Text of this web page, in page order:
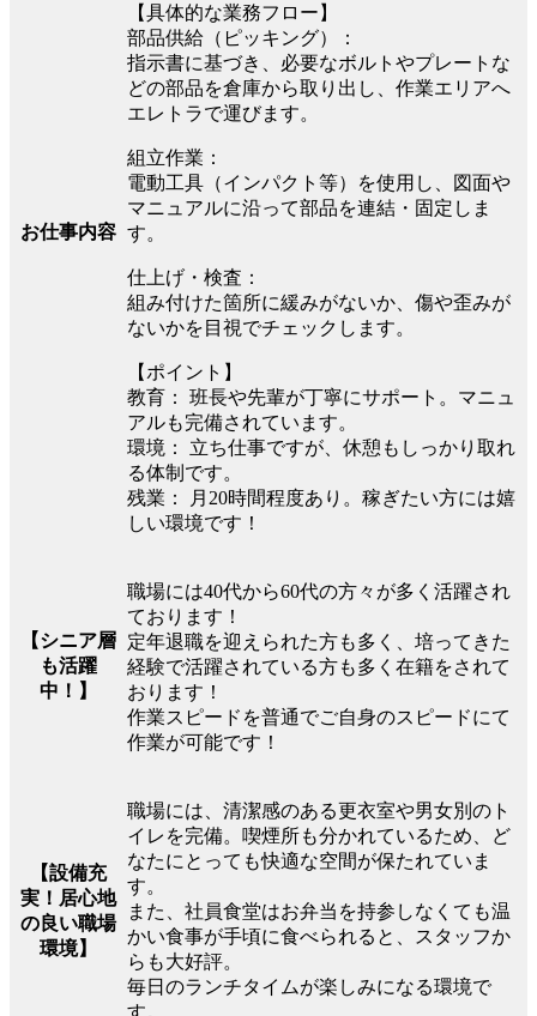
お仕事内容
【具体的な業務フロー】
部品供給（ピッキング）：
指示書に基づき、必要なボルトやプレートな
どの部品を倉庫から取り出し、作業エリアへ
エレトラで運びます。
組立作業：
電動工具（インパクト等）を使用し、図面や
マニュアルに沿って部品を連結・固定しま
す。
仕上げ・検査：
組み付けた箇所に緩みがないか、傷や歪みが
ないかを目視でチェックします。
【ポイント】
教育： 班長や先輩が丁寧にサポート。マニュ
アルも完備されています。
環境： 立ち仕事ですが、休憩もしっかり取れ
る体制です。
残業： 月20時間程度あり。稼ぎたい方には嬉
しい環境です！
【シニア層
も活躍
中！】
職場には40代から60代の方々が多く活躍され
ております！
定年退職を迎えられた方も多く、培ってきた
経験で活躍されている方も多く在籍をされて
おります！
作業スピードを普通でご自身のスピードにて
作業が可能です！
【設備充
実！居心地
の良い職場
環境】
職場には、清潔感のある更衣室や男女別のト
イレを完備。喫煙所も分かれているため、ど
なたにとっても快適な空間が保たれていま
す。
また、社員食堂はお弁当を持参しなくても温
かい食事が手頃に食べられると、スタッフか
らも大好評。
毎日のランチタイムが楽しみになる環境で
す。